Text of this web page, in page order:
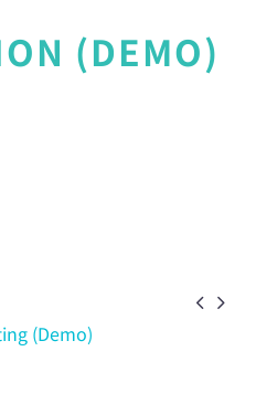
(DEMO)
 
(Demo)